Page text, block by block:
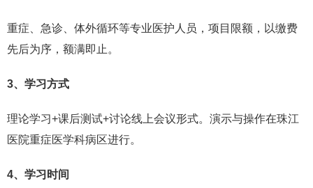
重症、急诊、体外循环等专业医护人员，项目限额，以缴费
先后为序，额满即止。
3、学习方式
理论学习+课后测试+讨论线上会议形式。演示与操作在珠江
医院重症医学科病区进行。
4、学习时间